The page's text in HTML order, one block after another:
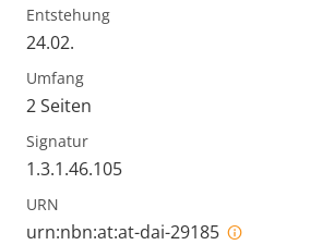
Entstehung
24.02.
Umfang
2 Seiten
Signatur
1.3.1.46.105
URN
urn:nbn:at:at-dai-29185